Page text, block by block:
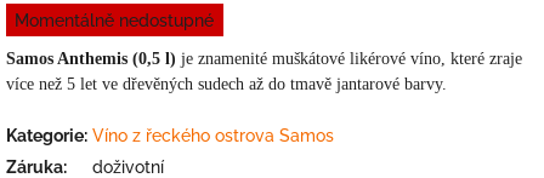
Měrná
cena:
Momentálně nedostupné
Samos Anthemis (0,5 l) je znamenité muškátové likérové víno, které zraje
více než 5 let ve dřevěných sudech až do tmavě jantarové barvy.
Kategorie: Víno z řeckého ostrova Samos
Záruka:
doživotní